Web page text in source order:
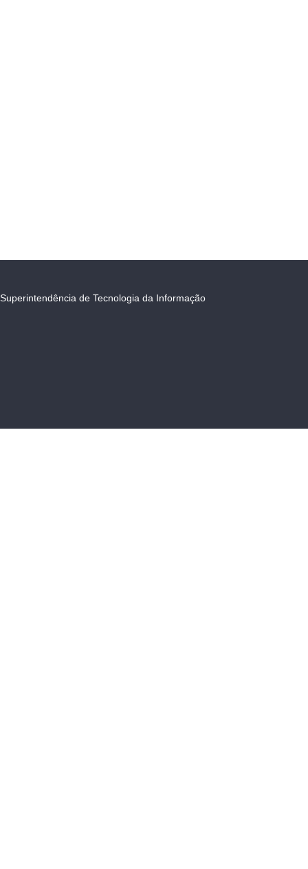
Superintendência de Tecnologia da Informação